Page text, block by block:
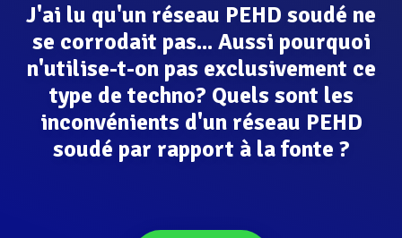
J'ai lu qu'un réseau PEHD soudé ne
se corrodait pas... Aussi pourquoi
n'utilise-t-on pas exclusivement ce
type de techno? Quels sont les
inconvénients d'un réseau PEHD
soudé par rapport à la fonte ?